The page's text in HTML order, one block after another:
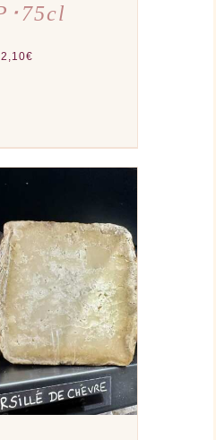
･75cl
€
/ APERÇU